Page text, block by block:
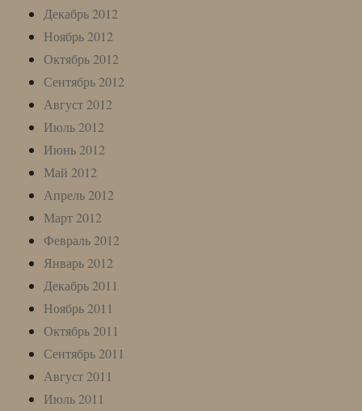
Декабрь 2012
Ноябрь 2012
Октябрь 2012
Сентябрь 2012
Август 2012
Июль 2012
Июнь 2012
Май 2012
Апрель 2012
Март 2012
Февраль 2012
Январь 2012
Декабрь 2011
Ноябрь 2011
Октябрь 2011
Сентябрь 2011
Август 2011
Июль 2011